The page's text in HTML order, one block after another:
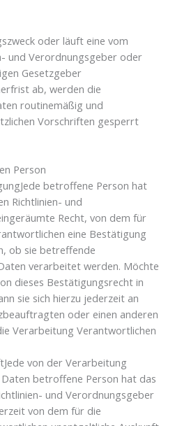
oder läuft eine vom
und Verordnungsgeber oder
Gesetzgeber
ab, werden die
routinemäßig und
Vorschriften gesperrt
Person
betroffene Person hat
Richtlinien- und
Recht, von dem für
eine Bestätigung
ob sie betreffende
verarbeitet werden. Möchte
dieses Bestätigungsrecht in
sie sich hierzu jederzeit an
oder einen anderen
Verarbeitung Verantwortlichen
von der Verarbeitung
betroffene Person hat das
und Verordnungsgeber
von dem für die